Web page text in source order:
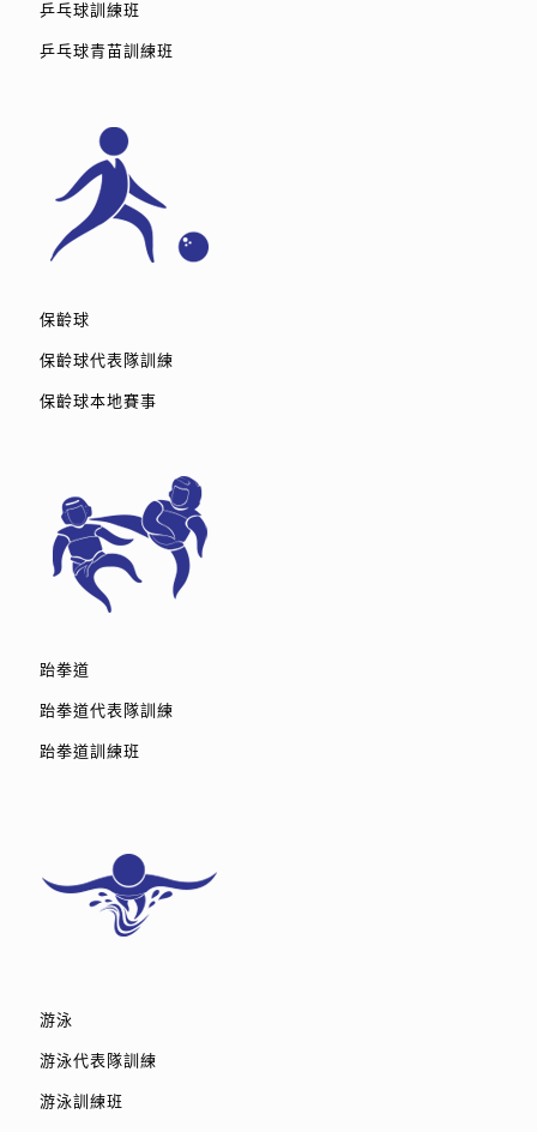
乒乓球訓練班
乒乓球青苗訓練班
保齡球
保齡球代表隊訓練
保齡球本地賽事
跆拳道
跆拳道代表隊訓練
跆拳道訓練班
游泳
游泳代表隊訓練
游泳訓練班